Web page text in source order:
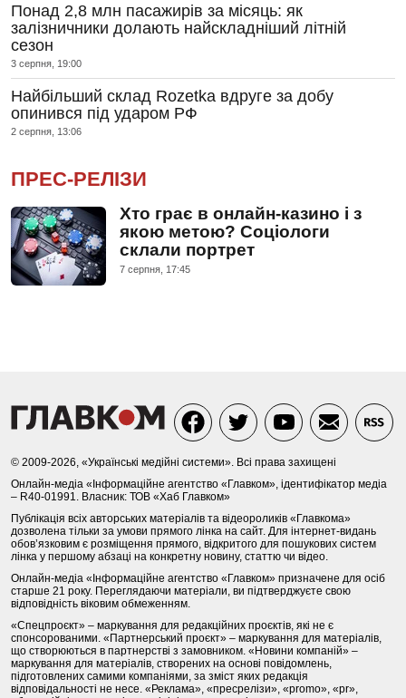
Понад 2,8 млн пасажирів за місяць: як
залізничники долають найскладніший літній
сезон
3 серпня, 19:00
Найбільший склад Rozetka вдруге за добу
опинився під ударом РФ
2 серпня, 13:06
ПРЕС-РЕЛІЗИ
Хто грає в онлайн-казино і з
якою метою? Соціологи
склали портрет
7 серпня, 17:45
© 2009-2026, «Українські медійні системи». Всі права захищені
Онлайн-медіа «Інформаційне агентство «Главком», ідентифікатор медіа
– R40-01991. Власник: ТОВ «Хаб Главком»
Публікація всіх авторських матеріалів та відеороликів «Главкома»
дозволена тільки за умови прямого лінка на сайт. Для інтернет-видань
обов’язковим є розміщення прямого, відкритого для пошукових систем
лінка у першому абзаці на конкретну новину, статтю чи відео.
Онлайн-медіа «Інформаційне агентство «Главком» призначене для осіб
старше 21 року. Переглядаючи матеріали, ви підтверджуєте свою
відповідність віковим обмеженням.
«Спецпроєкт» – маркування для редакційних проєктів, які не є
спонсорованими. «Партнерський проєкт» – маркування для матеріалів,
що створюються в партнерстві з замовником. «Новини компаній» –
маркування для матеріалів, створених на основі повідомлень,
підготовлених самими компаніями, за зміст яких редакція
відповідальності не несе. «Реклама», «пресрелізи», «promo», «pr»,